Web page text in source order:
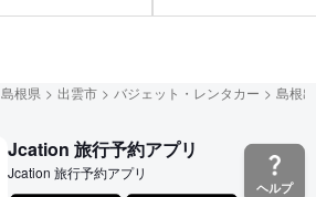
ヘルプ
島根県 出雲市 バジェット・レンタカー 島根
Jcation 旅行予約アプリ
Jcation 旅行予約アプリ